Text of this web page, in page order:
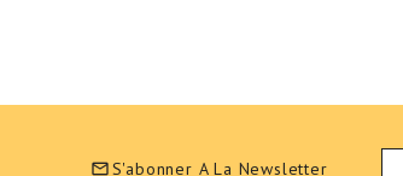
S'abonner A La Newsletter